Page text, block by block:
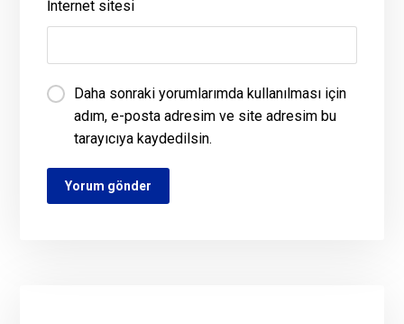
İnternet sitesi
Daha sonraki yorumlarımda kullanılması için
adım, e-posta adresim ve site adresim bu
tarayıcıya kaydedilsin.